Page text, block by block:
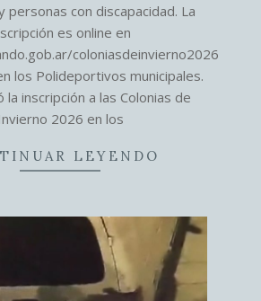
personas con discapacidad. La
es online en
coloniasdeinvierno2026
los Polideportivos municipales.
la inscripción a las Colonias de
2026 en los
LEYENDO